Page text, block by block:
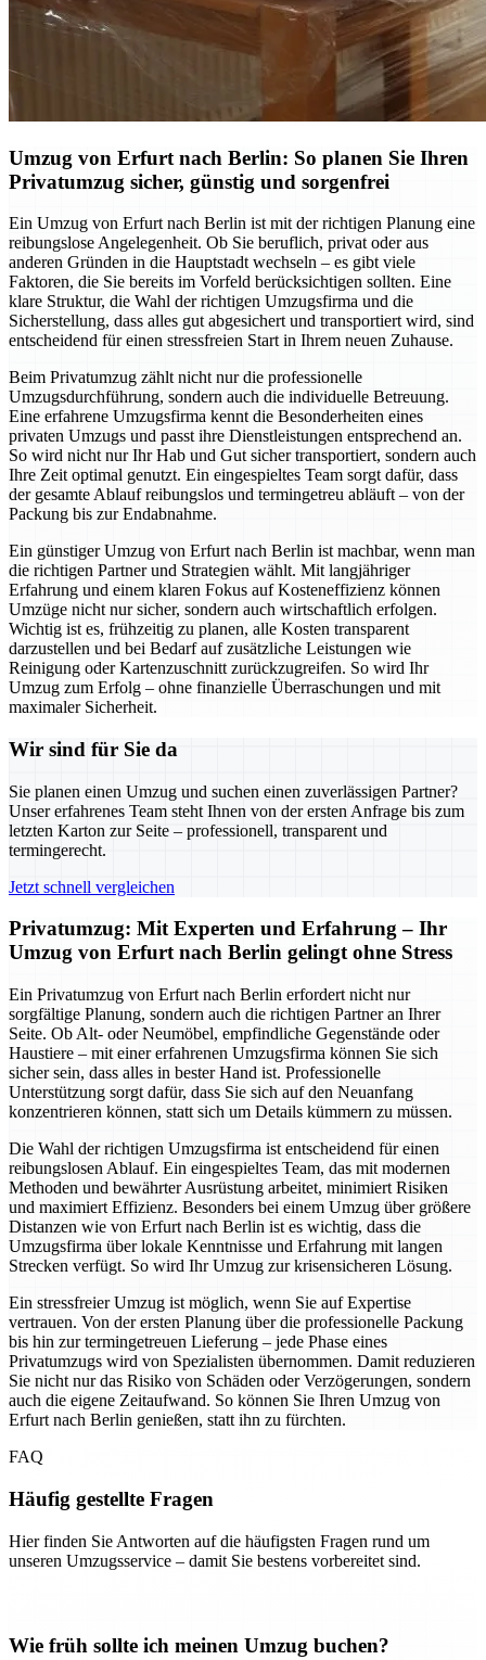
Umzug von Erfurt nach Berlin: So planen Sie Ihren
Privatumzug sicher, günstig und sorgenfrei
Ein Umzug von Erfurt nach Berlin ist mit der richtigen Planung eine
reibungslose Angelegenheit. Ob Sie beruflich, privat oder aus
anderen Gründen in die Hauptstadt wechseln – es gibt viele
Faktoren, die Sie bereits im Vorfeld berücksichtigen sollten. Eine
klare Struktur, die Wahl der richtigen Umzugsfirma und die
Sicherstellung, dass alles gut abgesichert und transportiert wird, sind
entscheidend für einen stressfreien Start in Ihrem neuen Zuhause.
Beim Privatumzug zählt nicht nur die professionelle
Umzugsdurchführung, sondern auch die individuelle Betreuung.
Eine erfahrene Umzugsfirma kennt die Besonderheiten eines
privaten Umzugs und passt ihre Dienstleistungen entsprechend an.
So wird nicht nur Ihr Hab und Gut sicher transportiert, sondern auch
Ihre Zeit optimal genutzt. Ein eingespieltes Team sorgt dafür, dass
der gesamte Ablauf reibungslos und termingetreu abläuft – von der
Packung bis zur Endabnahme.
Ein günstiger Umzug von Erfurt nach Berlin ist machbar, wenn man
die richtigen Partner und Strategien wählt. Mit langjähriger
Erfahrung und einem klaren Fokus auf Kosteneffizienz können
Umzüge nicht nur sicher, sondern auch wirtschaftlich erfolgen.
Wichtig ist es, frühzeitig zu planen, alle Kosten transparent
darzustellen und bei Bedarf auf zusätzliche Leistungen wie
Reinigung oder Kartenzuschnitt zurückzugreifen. So wird Ihr
Umzug zum Erfolg – ohne finanzielle Überraschungen und mit
maximaler Sicherheit.
Wir sind für Sie da
Sie planen einen Umzug und suchen einen zuverlässigen Partner?
Unser erfahrenes Team steht Ihnen von der ersten Anfrage bis zum
letzten Karton zur Seite – professionell, transparent und
termingerecht.
Jetzt schnell vergleichen
Privatumzug: Mit Experten und Erfahrung – Ihr
Umzug von Erfurt nach Berlin gelingt ohne Stress
Ein Privatumzug von Erfurt nach Berlin erfordert nicht nur
sorgfältige Planung, sondern auch die richtigen Partner an Ihrer
Seite. Ob Alt- oder Neumöbel, empfindliche Gegenstände oder
Haustiere – mit einer erfahrenen Umzugsfirma können Sie sich
sicher sein, dass alles in bester Hand ist. Professionelle
Unterstützung sorgt dafür, dass Sie sich auf den Neuanfang
konzentrieren können, statt sich um Details kümmern zu müssen.
Die Wahl der richtigen Umzugsfirma ist entscheidend für einen
reibungslosen Ablauf. Ein eingespieltes Team, das mit modernen
Methoden und bewährter Ausrüstung arbeitet, minimiert Risiken
und maximiert Effizienz. Besonders bei einem Umzug über größere
Distanzen wie von Erfurt nach Berlin ist es wichtig, dass die
Umzugsfirma über lokale Kenntnisse und Erfahrung mit langen
Strecken verfügt. So wird Ihr Umzug zur krisensicheren Lösung.
Ein stressfreier Umzug ist möglich, wenn Sie auf Expertise
vertrauen. Von der ersten Planung über die professionelle Packung
bis hin zur termingetreuen Lieferung – jede Phase eines
Privatumzugs wird von Spezialisten übernommen. Damit reduzieren
Sie nicht nur das Risiko von Schäden oder Verzögerungen, sondern
auch die eigene Zeitaufwand. So können Sie Ihren Umzug von
Erfurt nach Berlin genießen, statt ihn zu fürchten.
FAQ
Häufig gestellte Fragen
Hier finden Sie Antworten auf die häufigsten Fragen rund um
unseren Umzugsservice – damit Sie bestens vorbereitet sind.
Wie früh sollte ich meinen Umzug buchen?